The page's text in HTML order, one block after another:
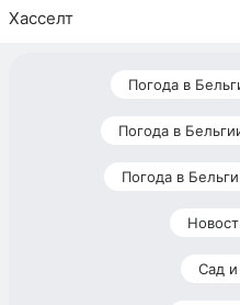
Хасселт
Погода в
Погода в
Погода в
Сад и